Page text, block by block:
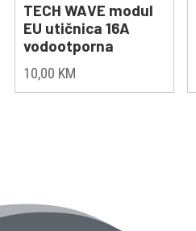
TECH WAVE modul
EU utičnica 16A
vodootporna
10,00 KM